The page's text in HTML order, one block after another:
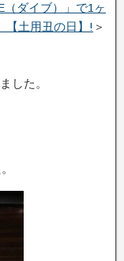
（ダイブ）」で1ヶ
【土用丑の日】! ＞
した。